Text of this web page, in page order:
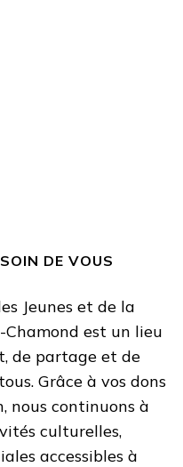
DE VOUS
Jeunes et de la
est un lieu
de partage et de
Grâce à vos dons
nous continuons à
culturelles,
accessibles à